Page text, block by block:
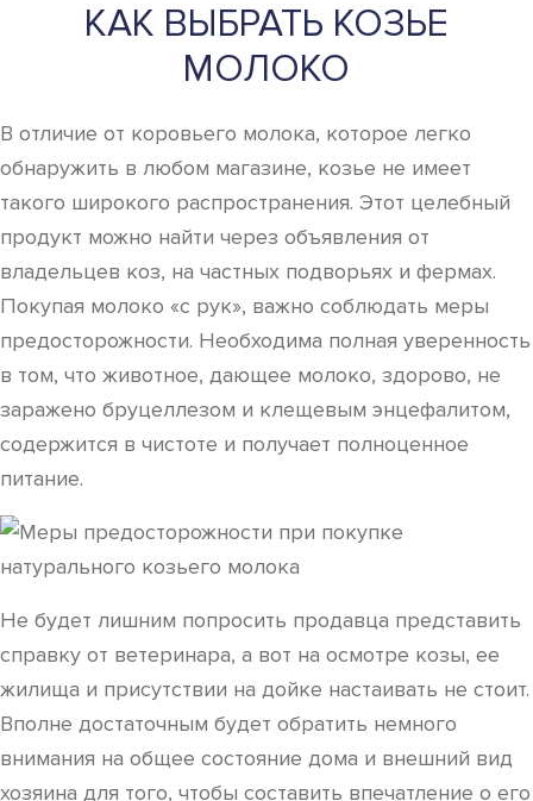
КАК ВЫБРАТЬ КОЗЬЕ
МОЛОКО
В отличие от коровьего молока, которое легко
обнаружить в любом магазине, козье не имеет
такого широкого распространения. Этот целебный
продукт можно найти через объявления от
владельцев коз, на частных подворьях и фермах.
Покупая молоко «с рук», важно соблюдать меры
предосторожности. Необходима полная уверенность
в том, что животное, дающее молоко, здорово, не
заражено бруцеллезом и клещевым энцефалитом,
содержится в чистоте и получает полноценное
питание.
Не будет лишним попросить продавца представить
справку от ветеринара, а вот на осмотре козы, ее
жилища и присутствии на дойке настаивать не стоит.
Вполне достаточным будет обратить немного
внимания на общее состояние дома и внешний вид
хозяина для того, чтобы составить впечатление о его